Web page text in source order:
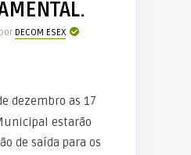
DECOM ESEX
estarão
de saída para os